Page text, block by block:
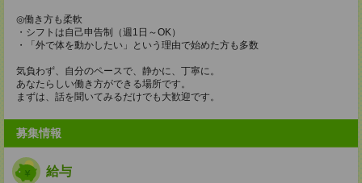
◎働き方も柔軟
・シフトは自己申告制（週1日～OK）
・「外で体を動かしたい」という理由で始めた方も多数
気負わず、自分のペースで、静かに、丁寧に。
あなたらしい働き方ができる場所です。
まずは、話を聞いてみるだけでも大歓迎です。
募集情報
給与